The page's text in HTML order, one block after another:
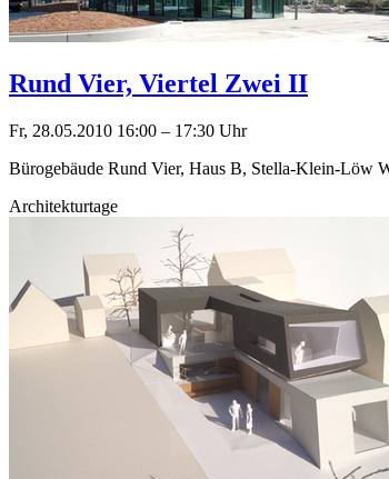
Rund Vier, Viertel Zwei II
Fr, 28.05.2010 16:00 – 17:30 Uhr
Bürogebäude Rund Vier, Haus B, Stella-Klein-Löw
Architekturtage